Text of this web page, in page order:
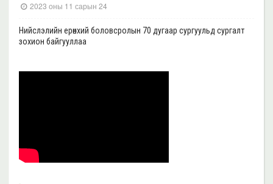
2023 оны 11 сарын 24
Нийслэлийн ерөнхий боловсролын 70 дугаар сургуульд сургалт
зохион байгууллаа
байгууллаа